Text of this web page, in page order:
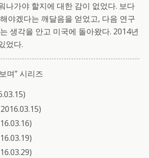
나가야 할지에 대한 감이 없었다. 보다
야겠다는 깨달음을 얻었고, 다음 연구
생각을 안고 미국에 돌아왔다. 2014년
었다.
며” 시리즈